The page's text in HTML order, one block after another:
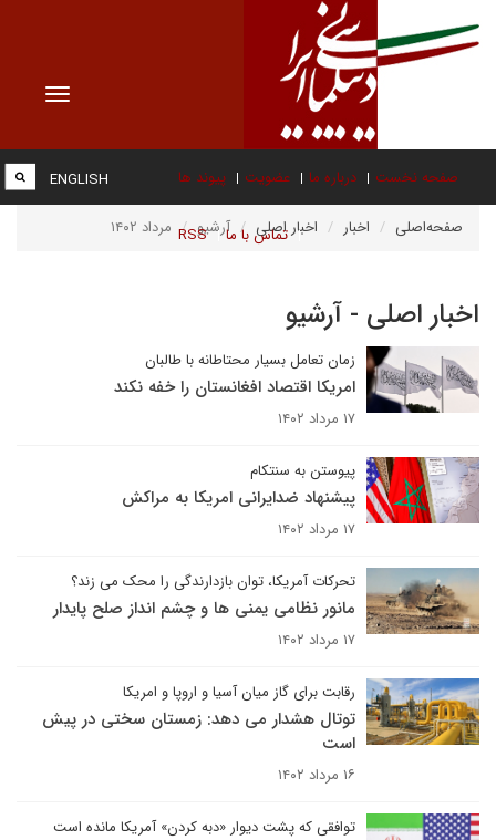
Toggle
صفحه نخست درباره ما عضویت پیوند ها
تماس با ما RSS
ENGLISH
صفحه‌اصلی اخبار اخبار اصلی آرشیو مرداد ۱۴۰۲
اخبار اصلی - آرشیو
زمان تعامل بسیار محتاطانه با طالبان
امریکا اقتصاد افغانستان را خفه نکند
۱۷ مرداد ۱۴۰۲
پیوستن به سنتکام
پیشنهاد ضدایرانی امریکا به مراکش
۱۷ مرداد ۱۴۰۲
تحرکات آمریکا، توان بازدارندگی را محک می زند؟
مانور نظامی یمنی ها و چشم انداز صلح پایدار
۱۷ مرداد ۱۴۰۲
رقابت برای گاز میان آسیا و اروپا و امریکا
توتال هشدار می دهد: زمستان سختی در پیش
است
۱۶ مرداد ۱۴۰۲
توافقی که پشت دیوار «دبه کردن» آمریکا مانده است